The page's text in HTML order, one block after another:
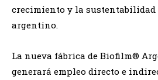
crecimiento y la sustentabilidad
argentino.
La nueva fábrica de Biofilm®
generará empleo directo e